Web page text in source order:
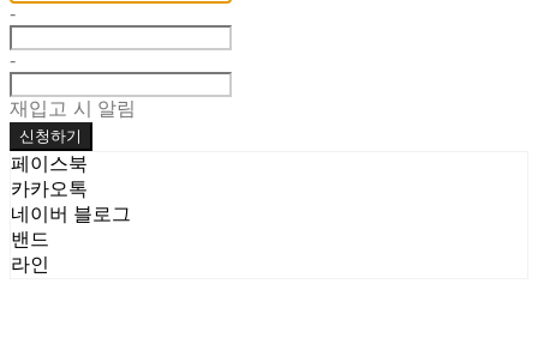
-
-
재입고 시 알림
신청하기
페이스북
카카오톡
네이버 블로그
밴드
라인